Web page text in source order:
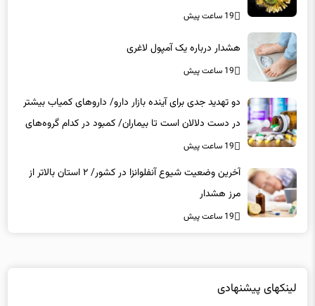
19 ساعت پیش
هشدار درباره یک آمپول لاغری
19 ساعت پیش
دو تهدید جدی برای آینده بازار دارو/ داروهای کمیاب بیشتر
در دست دلالان است تا بیماران/ کمبود در کدام گروه‌های
دارویی محسوس‌تر است؟
19 ساعت پیش
آخرین وضعیت شیوع آنفلوانزا در کشور/ ۲ استان بالاتر از
مرز هشدار
19 ساعت پیش
لینکهای پیشنهادی